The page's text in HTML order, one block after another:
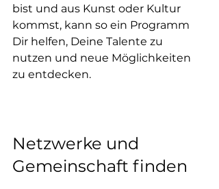
bist und aus Kunst oder Kultur
kommst, kann so ein Programm
Dir helfen, Deine Talente zu
nutzen und neue Möglichkeiten
zu entdecken.
Netzwerke und
Gemeinschaft finden